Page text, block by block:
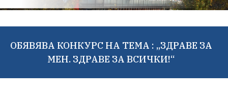
ОБЯВЯВА КОНКУРС НА ТЕМА : „ЗДРАВЕ ЗА
МЕН. ЗДРАВЕ ЗА ВСИЧКИ!“